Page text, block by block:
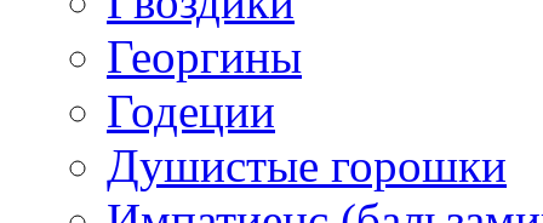
Георгины
Годеции
Душистые горошки